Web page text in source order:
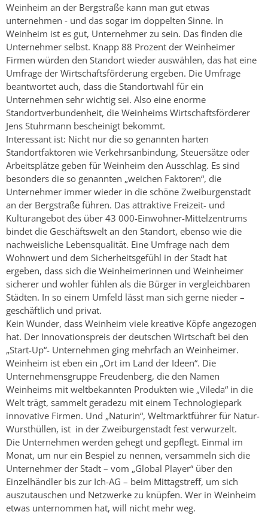
Weinheim an der Bergstraße kann man gut etwas
unternehmen - und das sogar im doppelten Sinne. In
Weinheim ist es gut, Unternehmer zu sein. Das finden die
Unternehmer selbst. Knapp 88 Prozent der Weinheimer
Firmen würden den Standort wieder auswählen, das hat eine
Umfrage der Wirtschaftsförderung ergeben. Die Umfrage
beantwortet auch, dass die Standortwahl für ein
Unternehmen sehr wichtig sei. Also eine enorme
Standortverbundenheit, die Weinheims Wirtschaftsförderer
Jens Stuhrmann bescheinigt bekommt.
Interessant ist: Nicht nur die so genannten harten
Standortfaktoren wie Verkehrsanbindung, Steuersätze oder
Arbeitsplätze geben für Weinheim den Ausschlag. Es sind
besonders die so genannten „weichen Faktoren“, die
Unternehmer immer wieder in die schöne Zweiburgenstadt
an der Bergstraße führen. Das attraktive Freizeit- und
Kulturangebot des über 43 000-Einwohner-Mittelzentrums
bindet die Geschäftswelt an den Standort, ebenso wie die
nachweisliche Lebensqualität. Eine Umfrage nach dem
Wohnwert und dem Sicherheitsgefühl in der Stadt hat
ergeben, dass sich die Weinheimerinnen und Weinheimer
sicherer und wohler fühlen als die Bürger in vergleichbaren
Städten. In so einem Umfeld lässt man sich gerne nieder –
geschäftlich und privat.
Kein Wunder, dass Weinheim viele kreative Köpfe angezogen
hat. Der Innovationspreis der deutschen Wirtschaft bei den
„Start-Up“- Unternehmen ging mehrfach an Weinheimer.
Weinheim ist eben ein „Ort im Land der Ideen“. Die
Unternehmensgruppe Freudenberg, die den Namen
Weinheims mit weltbekannten Produkten wie „Vileda“ in die
Welt trägt, sammelt geradezu mit einem Technologiepark
innovative Firmen. Und „Naturin“, Weltmarktführer für Natur-
Wursthüllen, ist in der Zweiburgenstadt fest verwurzelt.
Die Unternehmen werden gehegt und gepflegt. Einmal im
Monat, um nur ein Bespiel zu nennen, versammeln sich die
Unternehmer der Stadt – vom „Global Player“ über den
Einzelhändler bis zur Ich-AG – beim Mittagstreff, um sich
auszutauschen und Netzwerke zu knüpfen. Wer in Weinheim
etwas unternommen hat, will nicht mehr weg.